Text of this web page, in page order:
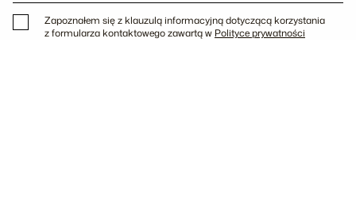
Zapoznałem się z klauzulą informacyjną dotyczącą korzystania
z formularza kontaktowego zawartą w Polityce prywatności